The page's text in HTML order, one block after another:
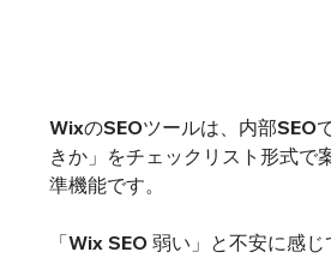
WixのSEOツールは、内部SEO
きか」をチェックリスト形式で
準機能です。
「Wix SEO 弱い」と不安に感